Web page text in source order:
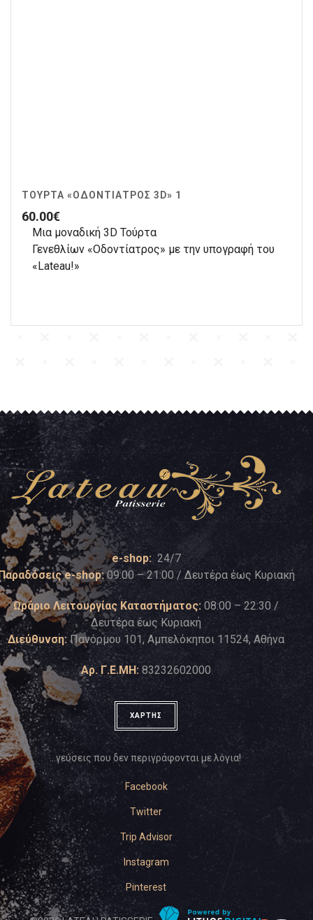
ΤΟΎΡΤΑ «ΟΔΟΝΤΊΑΤΡΟΣ 3D» 1
60.00€
Μια μοναδική 3D Τούρτα
Γενεθλίων «Οδοντίατρος» με την υπογραφή του
«Lateau!»
e-shop: 24/7
e-shop:09:00 – 21:00 / Δευτέρα έως Κυριακή
Ωράριο Λειτουργίας Καταστήματος: 08:00 – 22:30 /
Δευτέρα έως Κυριακή
Διεύθυνση: Πανόρμου 101, Αμπελόκηποι 11524, Αθήνα
Αρ. Γ.Ε.ΜΗ: 83232602000
ΧΑΡΤΗΣ
…γεύσεις που δεν περιγράφονται με λόγια!
Facebook
Twitter
Trip Advisor
Instagram
Pinterest